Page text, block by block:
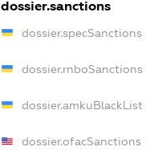
dossier.sanctions
dossier.specSanctions
dossier.rnboSanctions
dossier.amkuBlackList
dossier.ofacSanctions